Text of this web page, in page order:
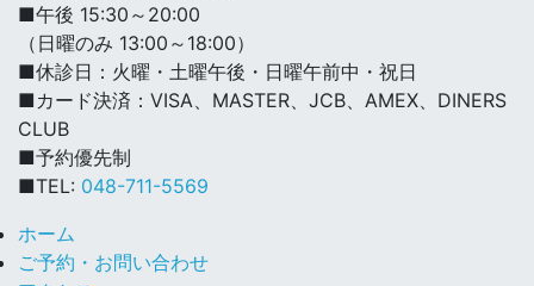
■午後 15:30～20:00
（日曜のみ 13:00～18:00）
■休診日：火曜・土曜午後・日曜午前中・祝日
■カード決済：VISA、MASTER、JCB、AMEX、DINERS
CLUB
■予約優先制
■TEL: 048-711-5569
ホーム
ご予約・お問い合わせ